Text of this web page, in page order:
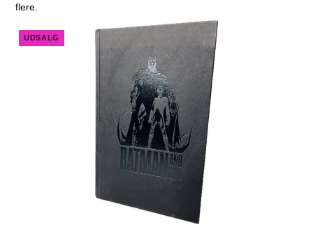
flere.
UDSALG